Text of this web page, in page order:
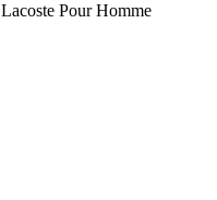
Lacoste Pour Homme